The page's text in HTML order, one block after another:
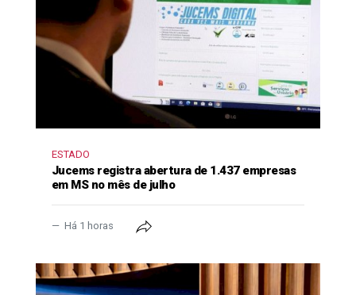
ESTADO
Jucems registra abertura de 1.437 empresas
em MS no mês de julho
Há 1 horas